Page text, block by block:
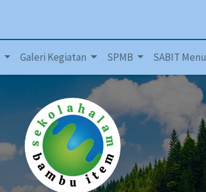
Galeri Kegiatan SPMB SABIT Menu